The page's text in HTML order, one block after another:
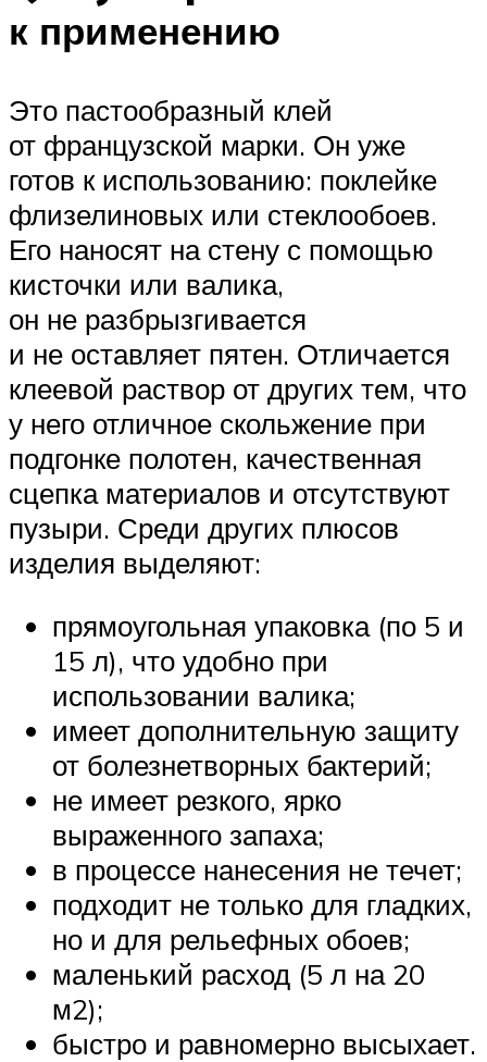
к применению
Это пастообразный клей
от французской марки. Он уже
готов к использованию: поклейке
флизелиновых или стеклообоев.
Его наносят на стену с помощью
кисточки или валика,
он не разбрызгивается
и не оставляет пятен. Отличается
клеевой раствор от других тем, что
у него отличное скольжение при
подгонке полотен, качественная
сцепка материалов и отсутствуют
пузыри. Среди других плюсов
изделия выделяют:
прямоугольная упаковка (по 5 и
15 л), что удобно при
использовании валика;
имеет дополнительную защиту
от болезнетворных бактерий;
не имеет резкого, ярко
выраженного запаха;
в процессе нанесения не течет;
подходит не только для гладких,
но и для рельефных обоев;
маленький расход (5 л на 20
м2);
быстро и равномерно высыхает.